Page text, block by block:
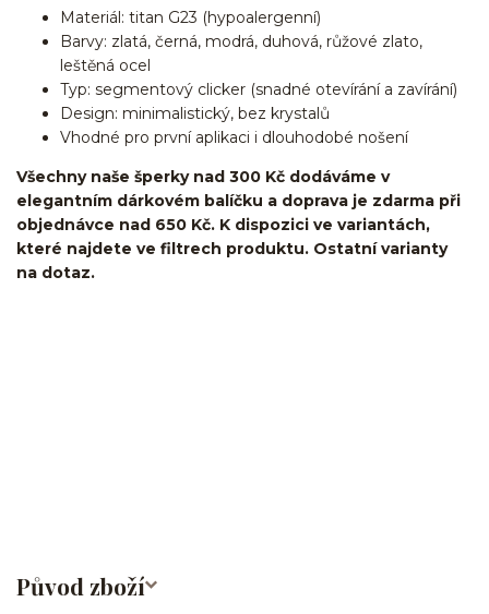
Materiál: titan G23 (hypoalergenní)
Barvy: zlatá, černá, modrá, duhová, růžové zlato,
leštěná ocel
Typ: segmentový clicker (snadné otevírání a zavírání)
Design: minimalistický, bez krystalů
Vhodné pro první aplikaci i dlouhodobé nošení
Všechny naše šperky nad 300 Kč dodáváme v
elegantním dárkovém balíčku a doprava je zdarma při
objednávce nad 650 Kč. K dispozici ve variantách,
které najdete ve filtrech produktu. Ostatní varianty
na dotaz.
Původ zboží